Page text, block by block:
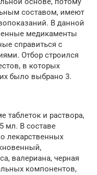
составом, имеют
В данной
медикаменты
справиться с
Отбор строился
в которых
было выбрано 3.
таблеток и раствора,
мл. В составе
лекарственных
валериана, черная
компонентов,